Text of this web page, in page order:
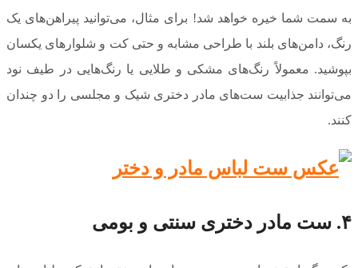
به سمت شما خیره خواهد شد! برای مثال، می‌توانید پیراهن‌های یک
رنگ، دامن‌های بلند با طراحی مشابه و حتی کت و شلوارهای یکسان
بپوشید. معمولاً رنگ‌های مشکی و طلایی یا رنگ‌هایی در طیف نود
می‌توانند جذابیت ست‌های مادر دختری شیک و مجلسی را دو چندان
کنند.
۴. ست مادر دختری سنتی و بومی